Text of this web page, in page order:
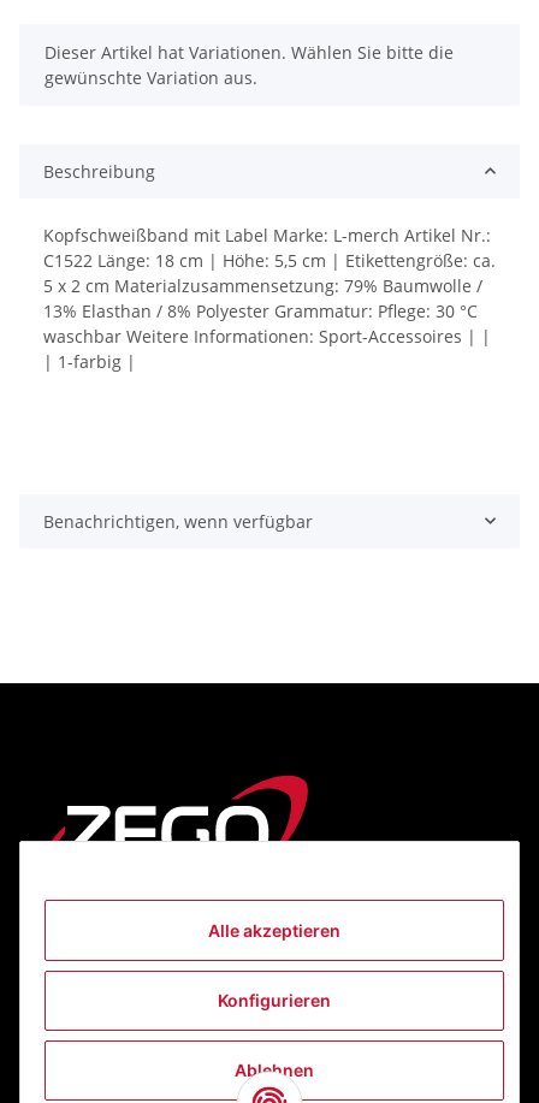
Alle akzeptieren
Konfigurieren
Ablehnen
x
Dieser Artikel hat Variationen. Wählen Sie bitte die
gewünschte Variation aus.
Beschreibung
Kopfschweißband mit Label Marke: L-merch Artikel Nr.:
C1522 Länge: 18 cm | Höhe: 5,5 cm | Etikettengröße: ca.
5 x 2 cm Materialzusammensetzung: 79% Baumwolle /
13% Elasthan / 8% Polyester Grammatur: Pflege: 30 °C
waschbar Weitere Informationen: Sport-Accessoires | |
| 1-farbig |
Benachrichtigen, wenn verfügbar
Informationen